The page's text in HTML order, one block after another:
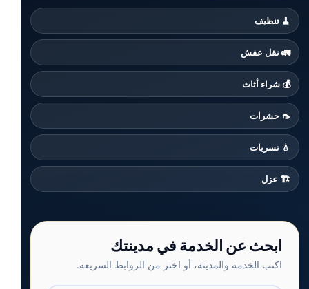
🧹 تنظيف
🚛 نقل عفش
💰 شراء أثاث
🦟 حشرات
💧 تسربات
🏗️ عزل
ابحث عن الخدمة في مدينتك
اكتب الخدمة والمدينة، أو اختر من الروابط السريعة.